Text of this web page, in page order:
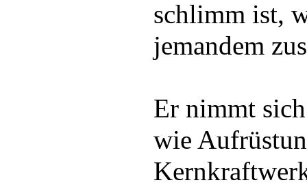
schlimm ist,
jemandem
Er nimmt
wie